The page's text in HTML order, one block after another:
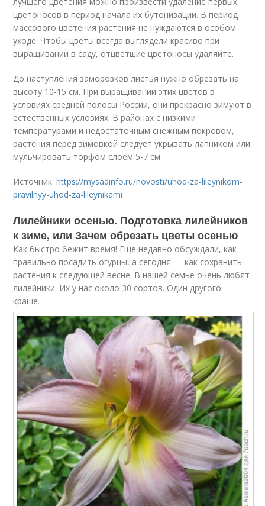
цветоносов в период начала их бутонизации. В период
массового цветения растения не нуждаются в особом
уходе. Чтобы цветы всегда выглядели красиво при
выращивании в саду, отцветшие цветоносы удаляйте.
До наступления заморозков листья нужно обрезать на
высоту 10-15 см. При выращивании этих цветов в
условиях средней полосы России, они прекрасно зимуют в
естественных условиях. В районах с низкими
температурами и недостаточным снежным покровом,
растения перед зимовкой следует укрывать лапником или
мульчировать торфом слоем 5-7 см.
Источник:https://mysadinfo.ru/novosti/uhod-za-lileynikom-
pravilnyy-uhod-za-lileynikami
Лилейники осенью. Подготовка лилейников
к зиме, или Зачем обрезать цветы осенью
Как быстро бежит время! Еще недавно обсуждали, как
правильно посадить огурцы, а сегодня — как сохранить
растения к следующей весне. В нашей семье очень любят
лилейники. Их у нас около 30 сортов. Один другого
краше.